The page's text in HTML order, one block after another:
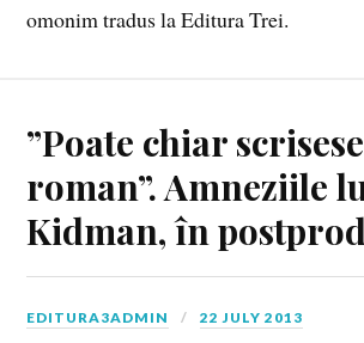
omonim tradus la Editura Trei.
”Poate chiar
roman”. Amneziile
Kidman, în
EDITURA3ADMIN 22 JULY 2013